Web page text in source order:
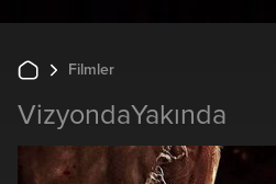
Filmler
VizyondaYakında